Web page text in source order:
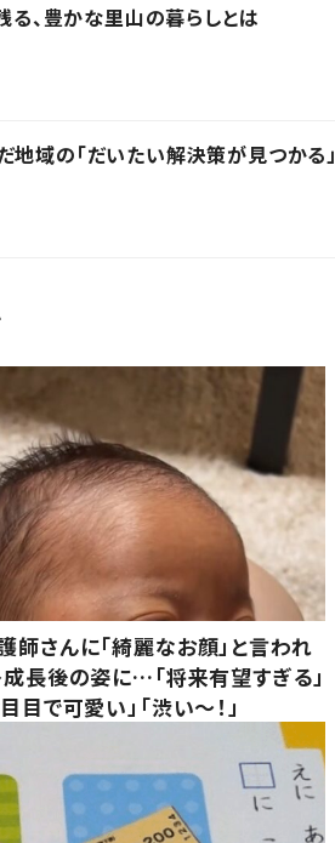
る、豊かな里山の暮らしとは
域の「だいたい解決策が見つかる」
師さんに「綺麗なお顔」と言われ
長後の姿に…「将来有望すぎる」
目で可愛い」「渋い～！」